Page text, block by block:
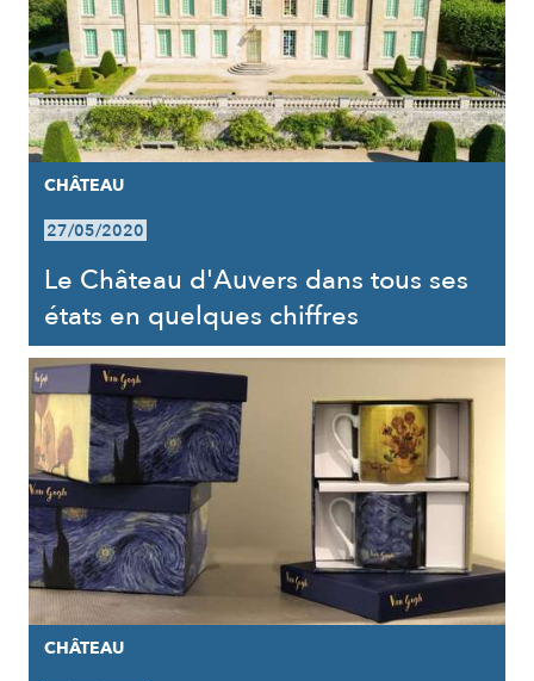
CHÂTEAU
27/05/2020
Le Château d'Auvers dans tous ses
états en quelques chiffres
CHÂTEAU